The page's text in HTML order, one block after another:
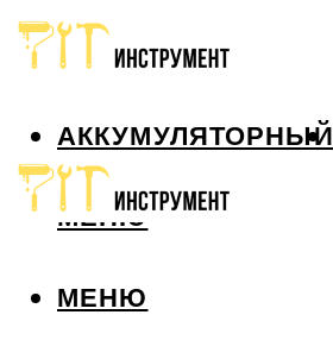
АККУМУЛЯТОРНЫЙ
МЕНЮ
МЕНЮ